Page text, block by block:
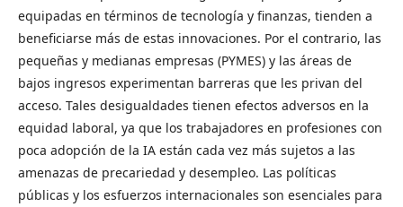
equipadas en términos de tecnología y finanzas, tienden a
beneficiarse más de estas innovaciones. Por el contrario, las
pequeñas y medianas empresas (PYMES) y las áreas de
bajos ingresos experimentan barreras que les privan del
acceso. Tales desigualdades tienen efectos adversos en la
equidad laboral, ya que los trabajadores en profesiones con
poca adopción de la IA están cada vez más sujetos a las
amenazas de precariedad y desempleo. Las políticas
públicas y los esfuerzos internacionales son esenciales para